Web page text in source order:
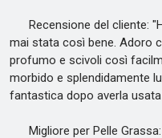
Recensione del cliente:
mai stata così bene. Adoro
profumo e scivoli così
morbido e splendidamente
fantastica dopo averla
Migliore per Pelle Grassa: